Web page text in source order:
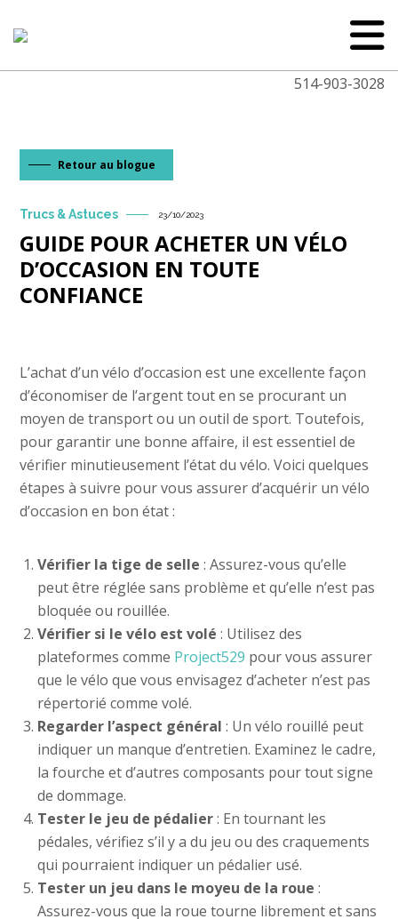
514-903-3028
Trucs & Astuces 23/10/2023
GUIDE POUR ACHETER UN VÉLO
D’OCCASION EN TOUTE
CONFIANCE
Retour au blogue
L’achat d’un vélo d’occasion est une excellente façon
d’économiser de l’argent tout en se procurant un
moyen de transport ou un outil de sport. Toutefois,
pour garantir une bonne affaire, il est essentiel de
vérifier minutieusement l’état du vélo. Voici quelques
étapes à suivre pour vous assurer d’acquérir un vélo
d’occasion en bon état :
Vérifier la tige de selle : Assurez-vous qu’elle
peut être réglée sans problème et qu’elle n’est pas
bloquée ou rouillée.
Vérifier si le vélo est volé : Utilisez des
plateformes comme Project529 pour vous assurer
que le vélo que vous envisagez d’acheter n’est pas
répertorié comme volé.
Regarder l’aspect général : Un vélo rouillé peut
indiquer un manque d’entretien. Examinez le cadre,
la fourche et d’autres composants pour tout signe
de dommage.
Tester le jeu de pédalier: En tournant les
pédales, vérifiez s’il y a du jeu ou des craquements
qui pourraient indiquer un pédalier usé.
Tester un jeu dans le moyeu de la roue :
Assurez-vous que la roue tourne librement et sans